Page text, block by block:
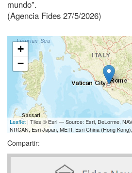
mundo”.
(Agencia Fides 27/5/2026)
+
−
Leaflet | Tiles © Esri — Source: Esri, DeLorme,
NRCAN, Esri Japan, METI, Esri China (Hong
Compartir: